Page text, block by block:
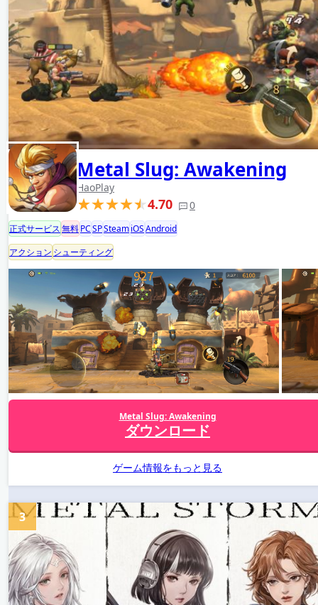
Metal Slug: Awakening
HaoPlay
4.70 0
正式サービス無料PCSPSteamiOSAndroid
アクション シューティング
Metal Slug: Awakening
ダウンロード
ゲーム情報をもっと見る
3